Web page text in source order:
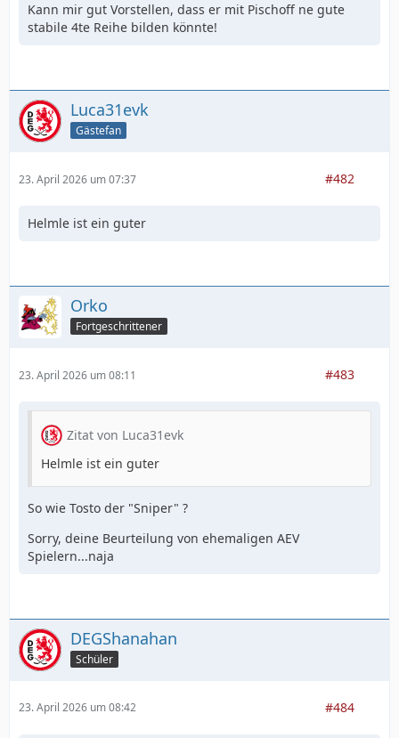
Kann mir gut Vorstellen, dass er mit Pischoff ne gute
stabile 4te Reihe bilden könnte!
Luca31evk
Gästefan
23. April 2026 um 07:37 #482
Helmle ist ein guter
Orko
Fortgeschrittener
23. April 2026 um 08:11 #483
Zitat von Luca31evk
Helmle ist ein guter
So wie Tosto der "Sniper" ?
Sorry, deine Beurteilung von ehemaligen AEV
Spielern...naja
DEGShanahan
Schüler
23. April 2026 um 08:42 #484